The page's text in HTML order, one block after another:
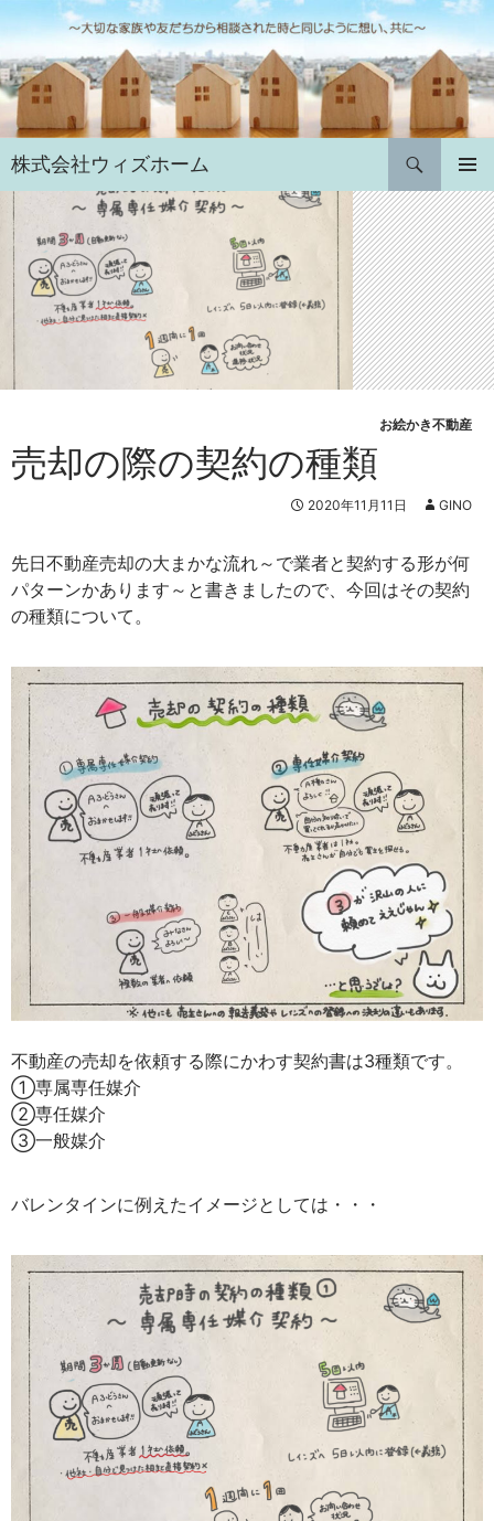
ン
テ
ン
ツ
へ
ス
キ
ッ
プ
株式会社ウィズホーム
検
索
メインメ
ニュー
お絵かき不動産
売却の際の契約の種類
2020年11月11日 GINO
先日不動産売却の大まかな流れ～で業者と契約する形が何
パターンかあります～と書きましたので、今回はその契約
の種類について。
不動産の売却を依頼する際にかわす契約書は3種類です。
①専属専任媒介
②専任媒介
③一般媒介
バレンタインに例えたイメージとしては・・・